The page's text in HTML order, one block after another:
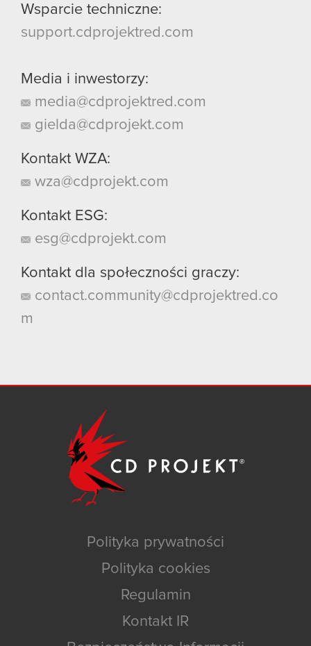
Wsparcie techniczne:
support.cdprojektred.com
Media i inwestorzy:
media@cdprojektred.com
gielda@cdprojekt.com
Kontakt WZA:
wza@cdprojekt.com
Kontakt ESG:
esg@cdprojekt.com
Kontakt dla społeczności graczy:
contact.community@cdprojektred.co
m
Polityka prywatności
Polityka cookies
Regulamin
Kontakt IR